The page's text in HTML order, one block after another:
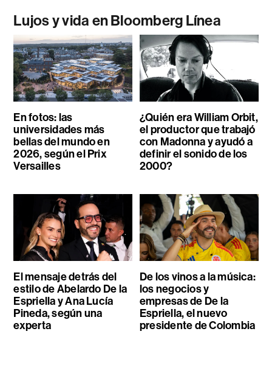
Lujos y vida en Bloomberg Línea
En fotos: las
universidades más
bellas del mundo en
2026, según el Prix
Versailles
¿Quién era William Orbit,
el productor que trabajó
con Madonna y ayudó a
definir el sonido de los
2000?
El mensaje detrás del
estilo de Abelardo De la
Espriella y Ana Lucía
Pineda, según una
experta
De los vinos a la música:
los negocios y
empresas de De la
Espriella, el nuevo
presidente de Colombia